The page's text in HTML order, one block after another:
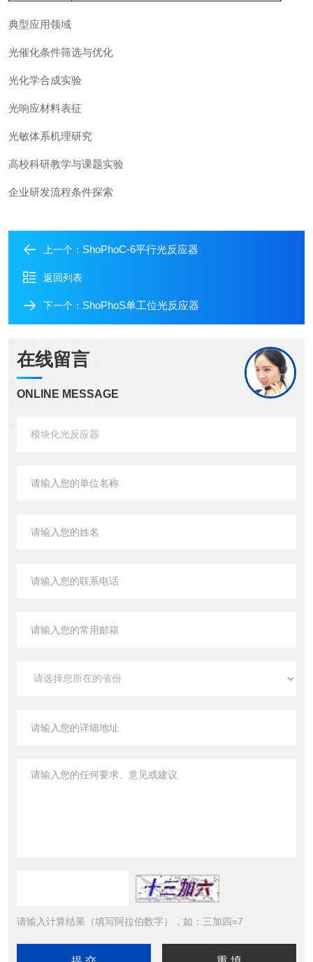
典型应用领域
光催化条件筛选与优化
光化学合成实验
光响应材料表征
光敏体系机理研究
高校科研教学与课题实验
企业研发流程条件探索
上一个： ShoPhoC-6平行光反应器
返回列表
下一个： ShoPhoS单工位光反应器
在线留言
ONLINE MESSAGE
请输入计算结果（填写阿拉伯数字），如：三加四=7